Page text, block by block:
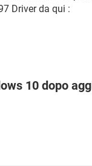
Driver da qui :
10 dopo